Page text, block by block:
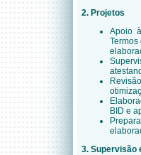
2. Projetos
Apoio
BID e
3. Supervisão